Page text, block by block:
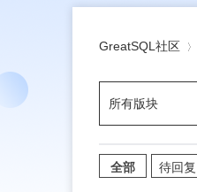
GreatSQL社区
»
所有版块
全部 待回复